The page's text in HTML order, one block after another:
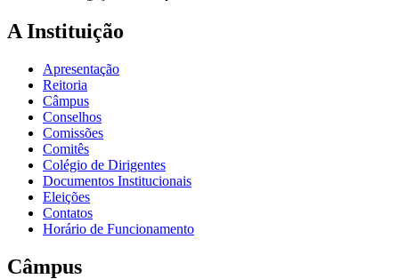
A Instituição
Apresentação
Reitoria
Câmpus
Conselhos
Comissões
Comitês
Colégio de Dirigentes
Documentos Institucionais
Eleições
Contatos
Horário de Funcionamento
Câmpus